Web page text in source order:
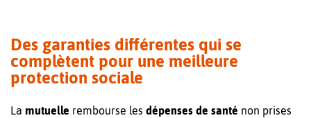
Des garanties différentes qui se
complètent pour une meilleure
protection sociale
La mutuelle rembourse les dépenses de santé non prises